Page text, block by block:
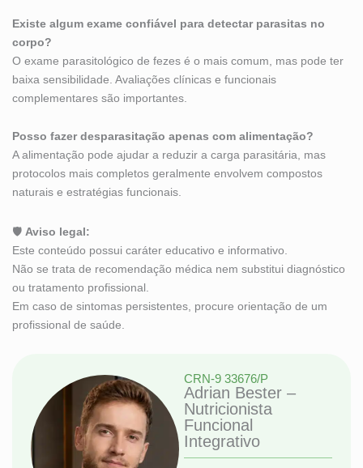
Existe algum exame confiável para detectar parasitas no
corpo?
O exame parasitológico de fezes é o mais comum, mas pode ter
baixa sensibilidade. Avaliações clínicas e funcionais
complementares são importantes.
Posso fazer desparasitação apenas com alimentação?
A alimentação pode ajudar a reduzir a carga parasitária, mas
protocolos mais completos geralmente envolvem compostos
naturais e estratégias funcionais.
🛡 Aviso legal:
Este conteúdo possui caráter educativo e informativo.
Não se trata de recomendação médica nem substitui diagnóstico
ou tratamento profissional.
Em caso de sintomas persistentes, procure orientação de um
profissional de saúde.
CRN-9 33676/P
Adrian Bester –
Nutricionista
Funcional
Integrativo